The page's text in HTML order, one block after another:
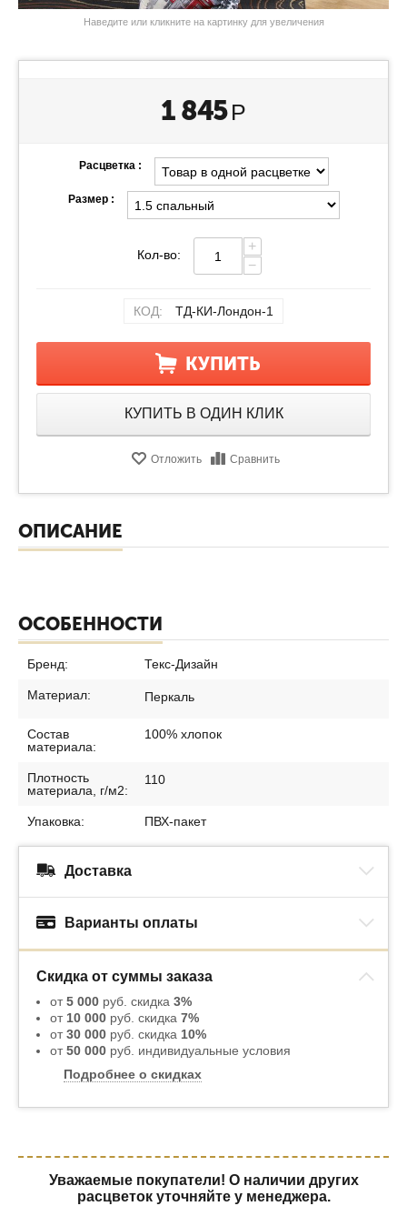
Наведите или кликните на картинку для увеличения
1 845 Р
Расцветка :
Размер :
Кол-во:
+
−
КОД: ТД-КИ-Лондон-1
КУПИТЬ
КУПИТЬ В ОДИН КЛИК
Отложить Сравнить
ОПИСАНИЕ
ОСОБЕННОСТИ
Бренд: Текс-Дизайн
Материал: Перкаль
Состав
материала:
100% хлопок
Плотность
материала, г/м2:
110
Упаковка: ПВХ-пакет
Доставка
Варианты оплаты
Скидка от суммы заказа
от5 000 руб. скидка 3%
от 10 000 руб. скидка 7%
от30 000 руб. скидка 10%
от50 000 руб. индивидуальные условия
Подробнее о скидках
Уважаемые покупатели! О наличии других
расцветок уточняйте у менеджера.